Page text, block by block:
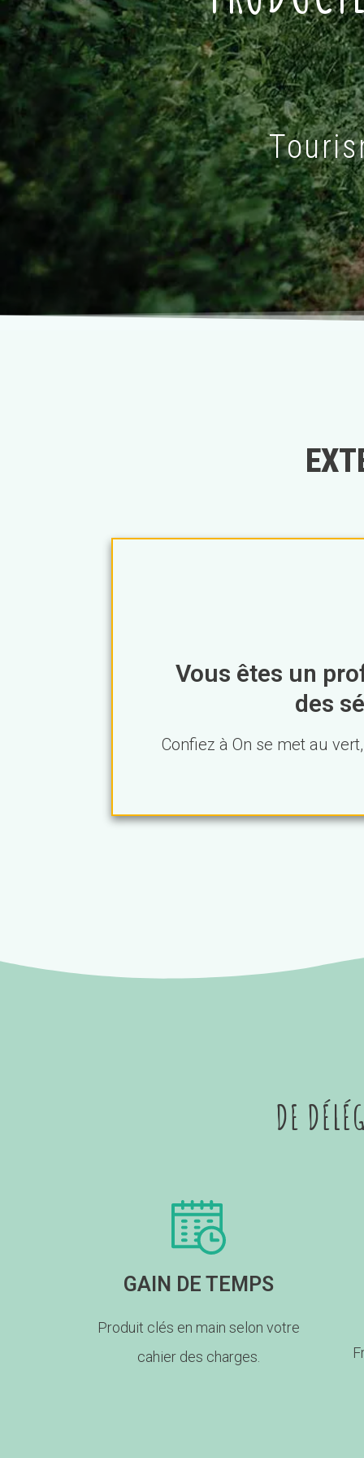
Vous êtes un
des
Confiez à On se met au
DE
GAIN DE TEMPS
Produit clés en main selon votre
cahier des charges.